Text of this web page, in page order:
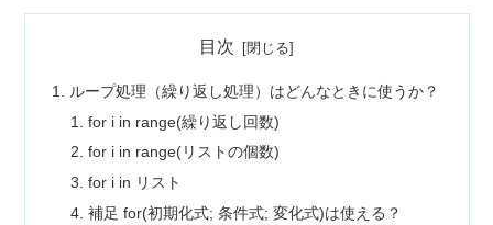
目次
ループ処理（繰り返し処理）はどんなときに使うか？
for i in range(繰り返し回数)
for i in range(リストの個数)
for i in リスト
補足 for(初期化式; 条件式; 変化式)は使える？